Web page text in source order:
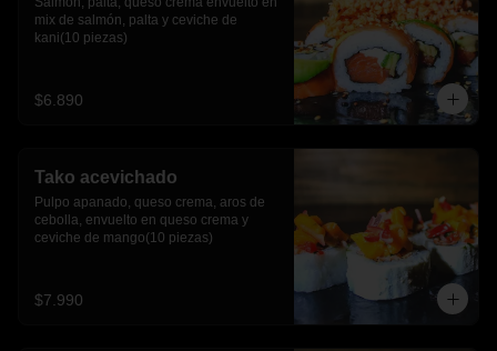
mix de salmón, palta y ceviche de
kani(10 piezas)
$6.890
Tako acevichado
Pulpo apanado, queso crema, aros de
cebolla, envuelto en queso crema y
ceviche de mango(10 piezas)
$7.990